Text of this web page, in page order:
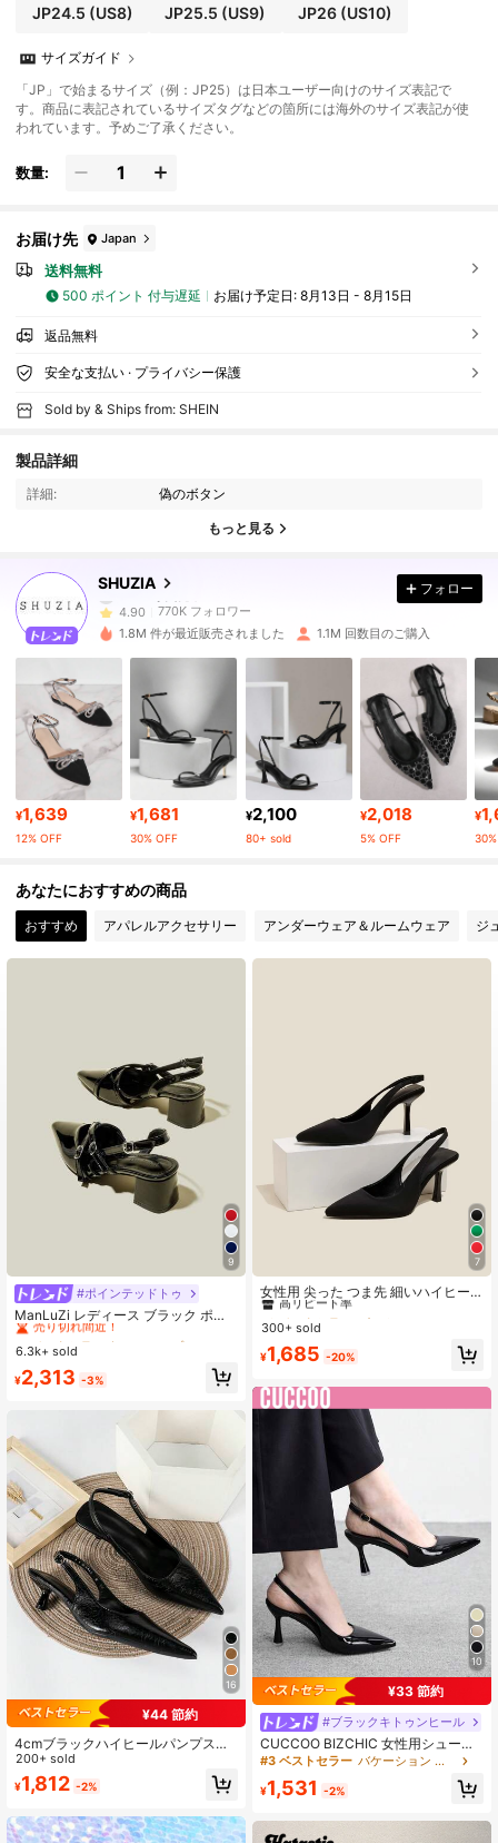
JP24.5 (US8) JP25.5 (US9) JP26(US10)
サイズガイド
「JP」で始まるサイズ（例：JP25）は日本ユーザー向けのサイズ表記で
す。商品に表記されているサイズタグなどの箇所には海外のサイズ表記が使
われています。予めご了承ください。
数量:
お届け先 Japan
送料無料
500 ポイント 付与遅延 お届け予定日: 8月13日 - 8月15日
返品無料
安全な支払い · プライバシー保護
Sold by & Ships from: SHEIN
製品詳細
詳細: 偽のボタン
もっと見る
SHUZIA
770K フォロワー
4.90 770K フォロワー
4.90 770K フォロワー
4.90 770K フォロワー
4.90 770K フォロワー
4.90 770K フォロワー
4.90 770K フォロワー
フォロー
1.8M 件が最近販売されました 1.1M 回数目のご購入
¥1,639
12% OFF
¥1,681
30% OFF
¥2,100
80+ sold
¥2,018
5% OFF
¥
あなたにおすすめの商品
おすすめ アパレルアクセサリー アンダーウェア＆ルームウェア ジ
9
#ポインテッドトゥ
ManLuZi レディース ブラック ポイ
ンテッドトゥ シングルストラップ チ
ャンキーヒール ハイヒールシューズ
マル ハイヒールシューズ ファッショ
ナブル スリングバック ハイヒールシ
#1 ベストセラー
売り切れ間近！
#1 ベストセラー
売り切れ間近！
#1 ベストセラー
売り切れ間近！
#1 ベストセラー
売り切れ間近！
6.3k+ sold
¥2,313 -3%
16
¥44 節約
4cmブラックハイヒールパンプス、
尖った先端パーティードレスシュー
ズ、スリッポンスティレット、女性
用尖った先端ハイヒール、キトゥン
200+ sold
¥1,812 -2%
7
女性用 尖った つま先 細いハイヒー
ル スリングバック バックレス パン
プス、ブラックスエード 春夏 通気性
高リピート率
#8 ベストセラー
高リピート率
#8 ベストセラー
高リピート率
#8 ベストセラー
ビジネスカジュアル 女性用パンプス
高リピート率
300+ sold
¥1,685 -20%
10
¥33 節約
#ブラックキトゥンヒール
CUCCOO BIZCHIC 女性用シューズ
ポインテッドトゥ スリムラインヒー
デイリー 多用途 通勤 仕事 ショッピ
ズ スリングバック スリングバックシ
ューズ 女性靴
#3 ベストセラー バケーション 女性用パンプス
¥1,531 -2%